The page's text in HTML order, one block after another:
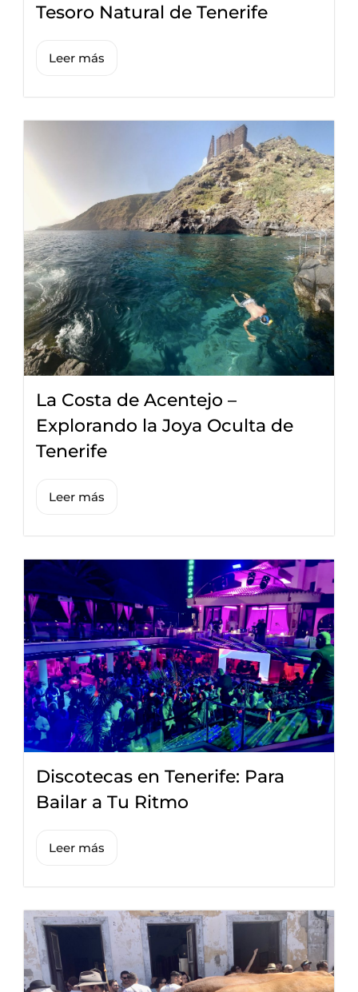
Tesoro Natural de Tenerife
Leer más
La Costa de Acentejo –
Explorando la Joya Oculta de
Tenerife
Leer más
Discotecas en Tenerife: Para
Bailar a Tu Ritmo
Leer más